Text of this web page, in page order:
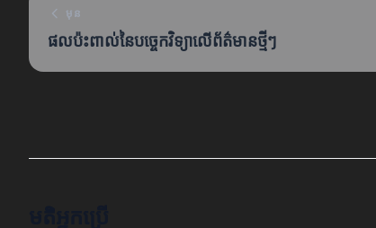
មុន
ផលប៉ះពាល់នៃបច្ចេកវិទ្យាលើព័ត៌មានថ្មីៗ